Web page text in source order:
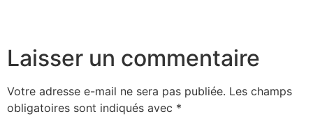
Laisser un commentaire
Votre adresse e-mail ne sera pas publiée. Les champs
obligatoires sont indiqués avec *